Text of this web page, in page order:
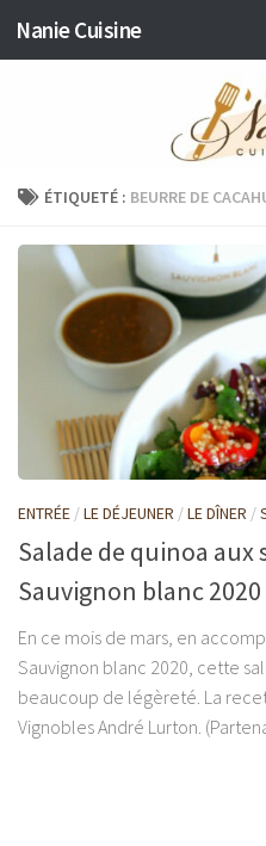
Skip to content
Nanie Cuisine
ÉTIQUETÉ : BEURRE DE
ENTRÉE /LE DÉJEUNER /LE DÎNER /
Salade de quinoa aux
Sauvignon blanc 2020
En ce mois de mars, en
Sauvignon blanc 2020, cette
beaucoup de légèreté. La
Vignobles André Lurton.